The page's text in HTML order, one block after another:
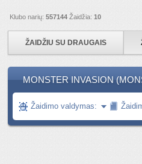
Klubo narių: 557144 Žaidžia: 10
ŽAIDŽIU SU DRAUGAIS
MONSTER INVASION
Žaidimo valdymas: